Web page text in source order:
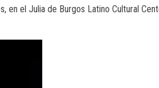
el Julia de Burgos Latino Cultural